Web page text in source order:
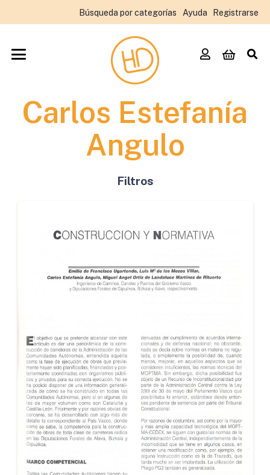
Búsqueda por categorías Ayuda Registrarse
Carlos Estefanía
Angulo
Filtros